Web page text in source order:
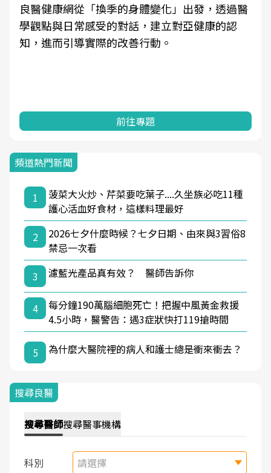
良醫健康網從「換季的身體變化」出發，透過醫
學觀點與日常感受的對話，建立對亞健康的認
知，進而引導實際的改善行動。
前往專題
頻道熱門新聞
1
菠菜大火炒、芹菜要吃葉子....久坐族必吃11種
護心活血好食材，這樣料理最好
2
2026七夕什麼時候？七夕日期、由來與3習俗8
禁忌一次看
3
濾藍光產品真有效？ 醫師告訴你
4
每分鐘190萬腦細胞死亡！把握中風黃金救援
4.5小時，醫警告：遇3症狀快打119搶時間
5 為什麼大醫院裡的病人和護士總是衝來衝去？
搜尋良醫
搜尋醫師搜尋醫事機構
科別 請選擇